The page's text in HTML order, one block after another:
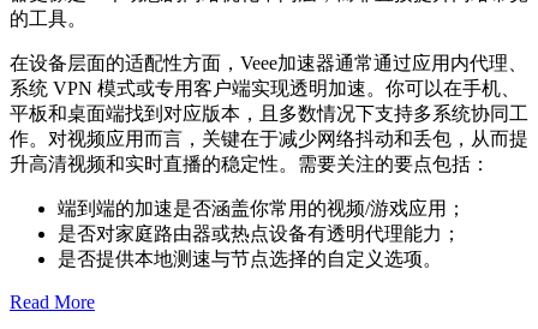
的工具。
在设备层面的适配性方面，Veee加速器通常通过应用内代理、
系统 VPN 模式或专用客户端实现透明加速。你可以在手机、
平板和桌面端找到对应版本，且多数情况下支持多系统协同工
作。对视频应用而言，关键在于减少网络抖动和丢包，从而提
升高清视频和实时直播的稳定性。需要关注的要点包括：
端到端的加速是否涵盖你常用的视频/游戏应用；
是否对家庭路由器或热点设备有透明代理能力；
是否提供本地测速与节点选择的自定义选项。
Read More